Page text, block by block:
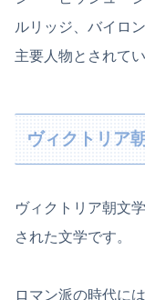
ルリッジ、バイロ
主要人物とされてい
ヴィクトリア
ヴィクトリア朝文
された文学です。
ロマン派の時代に